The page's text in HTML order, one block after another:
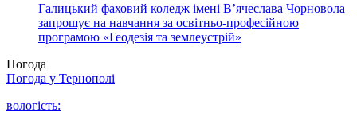
Галицький фаховий коледж імені В’ячеслава Чорновола
запрошує на навчання за освітньо-професійною
програмою «Геодезія та землеустрій»
Погода
Погода у Тернополі
вологість: